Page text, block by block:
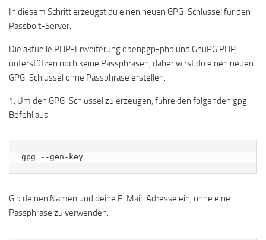
In diesem Schritt erzeugst du einen neuen GPG-Schlüssel für den
Passbolt-Server.
Die aktuelle PHP-Erweiterung openpgp-php und GnuPG PHP
unterstützen noch keine Passphrasen, daher wirst du einen neuen
GPG-Schlüssel ohne Passphrase erstellen.
1. Um den GPG-Schlüssel zu erzeugen, führe den folgenden gpg-
Befehl aus.
gpg --gen-key
Gib deinen Namen und deine E-Mail-Adresse ein, ohne eine
Passphrase zu verwenden.